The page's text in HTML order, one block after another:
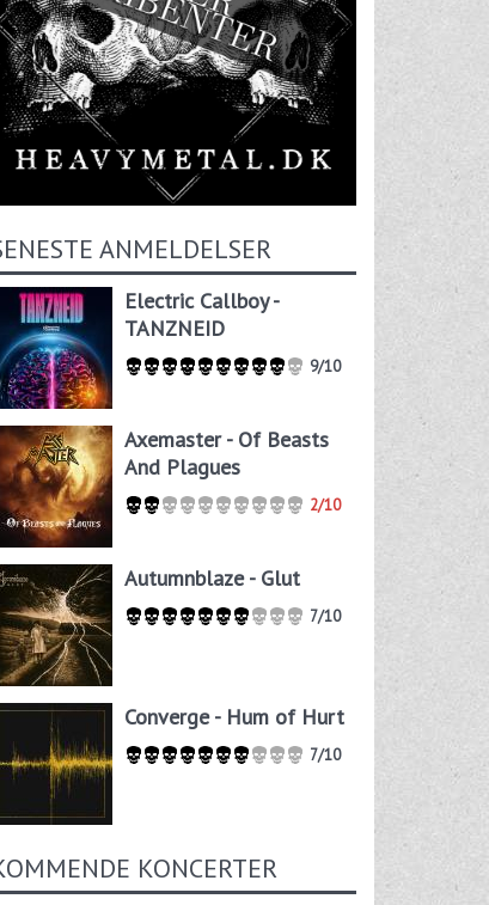
ANMELDELSER
Electric Callboy -
TANZNEID
9/10
Axemaster - Of Beasts
And Plagues
2/10
Autumnblaze - Glut
7/10
Converge - Hum of Hurt
7/10
KONCERTER